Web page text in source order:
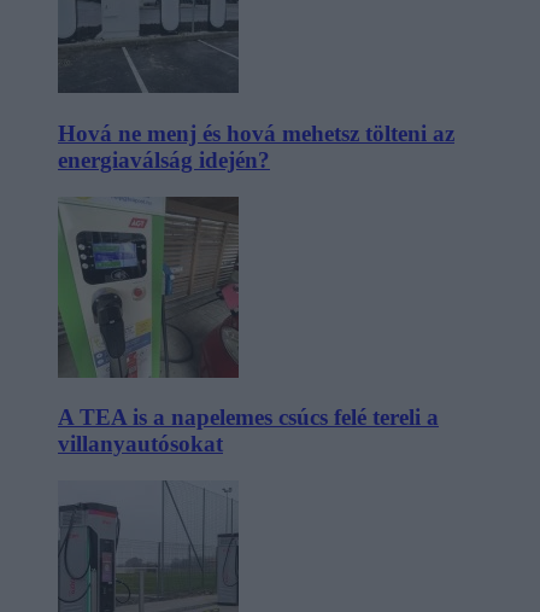
Hová ne menj és hová mehetsz tölteni az
energiaválság idején?
A TEA is a napelemes csúcs felé tereli a
villanyautósokat